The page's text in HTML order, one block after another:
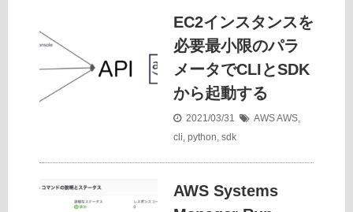
EC2インスタンスを
必要最小限のパラ
メータでCLIとSDK
から起動する
2021/03/31 AWSAWS,
cli, python, sdk
AWS Systems